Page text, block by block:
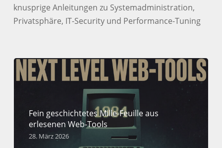
knusprige Anleitungen zu Systemadministration,
Privatsphäre, IT-Security und Performance-Tuning
Fein geschichtetes Mille-Feuille aus
erlesenen Web-Tools
28. März 2026